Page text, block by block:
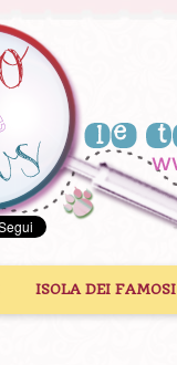
ISOLA DEI FAMOSI